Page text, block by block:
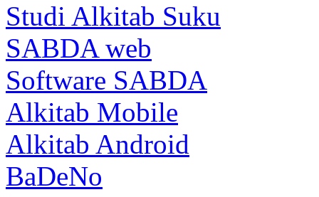
Studi Alkitab Suku
SABDA web
Software SABDA
Alkitab Mobile
Alkitab Android
BaDeNo